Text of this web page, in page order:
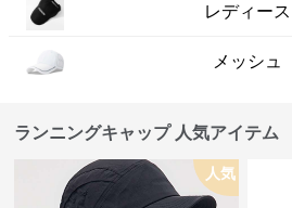
レディース
メッシュ
ランニングキャップ 人気アイテム
人気